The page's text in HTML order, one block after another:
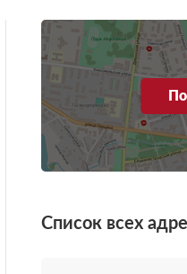
Список всех